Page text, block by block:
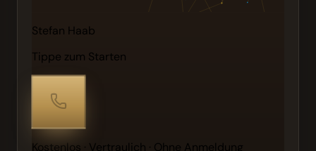
Stefan Haab
Tippe zum Starten
Kostenlos · Vertraulich · Ohne Anmeldung